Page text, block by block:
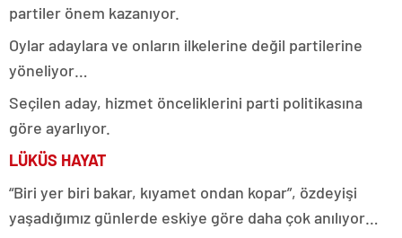
partiler önem kazanıyor.
Oylar adaylara ve onların ilkelerine değil partilerine
yöneliyor…
Seçilen aday, hizmet önceliklerini parti politikasına
göre ayarlıyor.
LÜKÜS HAYAT
“Biri yer biri bakar, kıyamet ondan kopar”, özdeyişi
yaşadığımız günlerde eskiye göre daha çok anılıyor…